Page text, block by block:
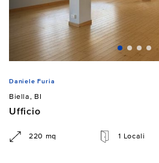
Daniele Furia
Biella, BI
Ufficio
220 mq 1 Locali